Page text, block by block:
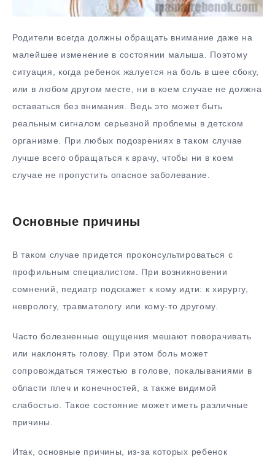
Родители всегда должны обращать внимание даже на
малейшее изменение в состоянии малыша. Поэтому
ситуация, когда ребенок жалуется на боль в шее сбоку,
или в любом другом месте, ни в коем случае не должна
оставаться без внимания. Ведь это может быть
реальным сигналом серьезной проблемы в детском
организме. При любых подозрениях в таком случае
лучше всего обращаться к врачу, чтобы ни в коем
случае не пропустить опасное заболевание.
Основные причины
В таком случае придется проконсультироваться с
профильным специалистом. При возникновении
сомнений, педиатр подскажет к кому идти: к хирургу,
неврологу, травматологу или кому-то другому.
Часто болезненные ощущения мешают поворачивать
или наклонять голову. При этом боль может
сопровождаться тяжестью в голове, покалываниями в
области плеч и конечностей, а также видимой
слабостью. Такое состояние может иметь различные
причины.
Итак, основные причины, из-за которых ребенок